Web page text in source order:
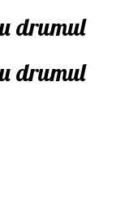
drumul
drumul